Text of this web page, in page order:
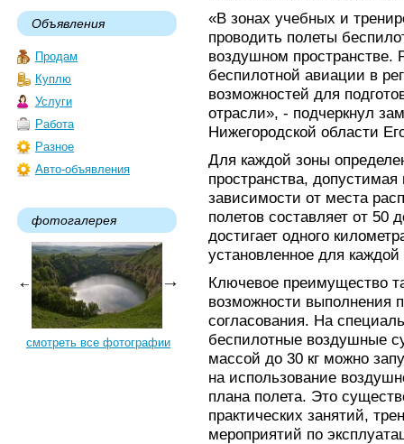
Объявления
Продам
Куплю
Услуги
Работа
Разное
Авто-объявления
фотогалерея
смотреть все фотографии
«В зонах учебных и
проводить полеты
воздушном пространстве.
беспилотной авиации в
возможностей для
отрасли», - подчеркнул
Нижегородской области
Для каждой зоны
пространства,
зависимости от места
полетов составляет от 50
достигает одного
установленное для
Ключевое преимущество
возможности выполнения
согласования. На
беспилотные воздушные
массой до 30 кг можно
на использование
плана полета. Это
практических занятий,
мероприятий по